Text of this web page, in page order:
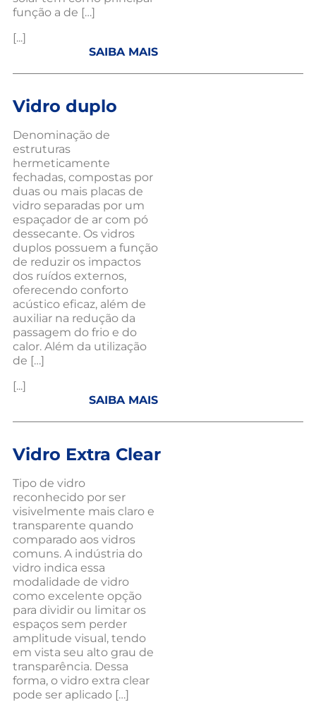
função a de […]
[...]
SAIBA MAIS
Vidro duplo
Denominação de
estruturas
hermeticamente
fechadas, compostas por
duas ou mais placas de
vidro separadas por um
espaçador de ar com pó
dessecante. Os vidros
duplos possuem a função
de reduzir os impactos
dos ruídos externos,
oferecendo conforto
acústico eficaz, além de
auxiliar na redução da
passagem do frio e do
calor. Além da utilização
de […]
[...]
SAIBA MAIS
Vidro Extra Clear
Tipo de vidro
reconhecido por ser
visivelmente mais claro e
transparente quando
comparado aos vidros
comuns. A indústria do
vidro indica essa
modalidade de vidro
como excelente opção
para dividir ou limitar os
espaços sem perder
amplitude visual, tendo
em vista seu alto grau de
transparência. Dessa
forma, o vidro extra clear
pode ser aplicado […]